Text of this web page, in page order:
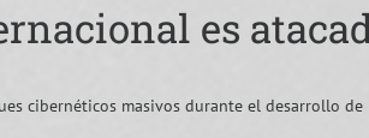
es
cibernéticos masivos durante el desarrollo